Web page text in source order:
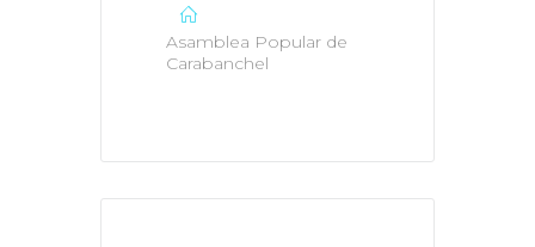
Asamblea Popular de
Carabanchel